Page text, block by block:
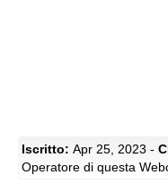
Iscritto: Apr 25, 2023 -
Operatore di questa